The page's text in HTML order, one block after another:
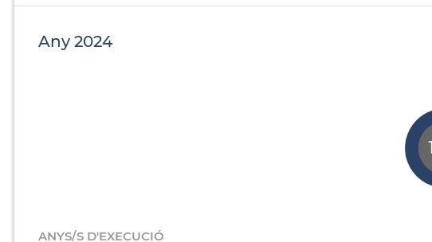
Any 2024
ANYS/S D'EXECUCIÓ